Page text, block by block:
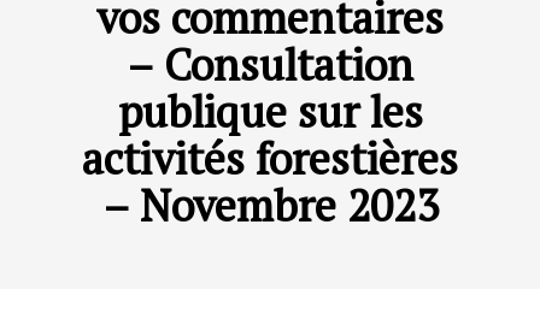
vos commentaires
– Consultation
publique sur les
activités forestières
– Novembre 2023